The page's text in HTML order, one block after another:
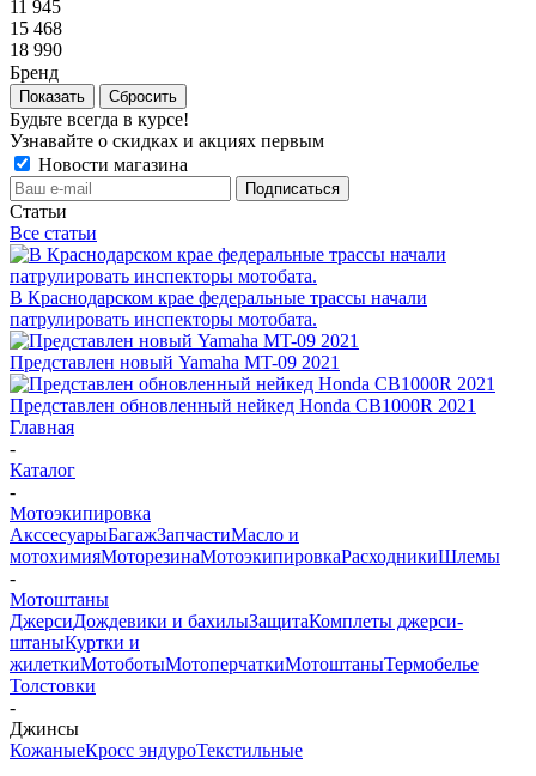
11 945
15 468
18 990
Бренд
Показать Сбросить
Будьте всегда в курсе!
Узнавайте о скидках и акциях первым
Новости магазина
Статьи
Все статьи
В Краснодарском крае федеральные трассы начали
патрулировать инспекторы мотобата.
Представлен новый Yamaha MT-09 2021
Представлен обновленный нейкед Honda CB1000R 2021
Главная
-
Каталог
-
Мотоэкипировка
АкссесуарыБагажЗапчастиМасло и
мотохимияМоторезинаМотоэкипировкаРасходникиШлемы
-
Мотоштаны
ДжерсиДождевики и бахилыЗащитаКомплеты джерси-
штаныКуртки и
жилеткиМотоботыМотоперчаткиМотоштаныТермобелье
Толстовки
-
Джинсы
КожаныеКросс эндуроТекстильные